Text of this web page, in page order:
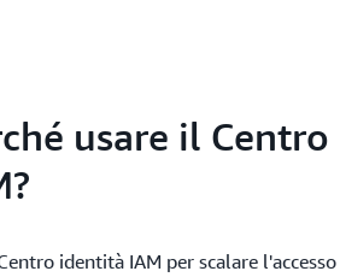
usare il
identità IAM per scalare